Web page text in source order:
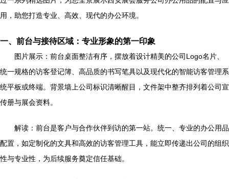
用，助您打造专业、高效、现代的办公环境。
一、前台与接待区域：专业形象的第一印象
图片展示：前台桌面整洁有序，摆放着设计精美的公司Logo名片、
统一规格的访客登记簿、高品质的书写笔具以及现代化的智能访客管理系
统平板或终端。背景墙上公司标识清晰醒目，文件架中整齐排列着公司宣
传册与展会资料。
解读：前台是客户与合作伙伴到访的第一站。统一、专业的办公用品
配置，如定制化的文具和高效的访客管理工具，能立即传递出公司的组织
性与专业性，为后续服务奠定信任基础。